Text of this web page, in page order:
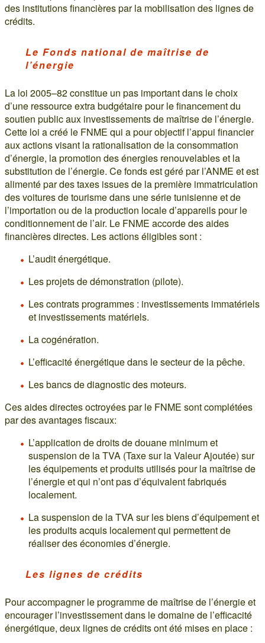
des institutions financières par la mobilisation des lignes de
crédits.
Le Fonds national de maîtrise de
l’énergie
La loi 2005–82 constitue un pas important dans le choix
d’une ressource extra budgétaire pour le financement du
soutien public aux investissements de maîtrise de l’énergie.
Cette loi a créé le FNME qui a pour objectif l’appui financier
aux actions visant la rationalisation de la consommation
d’énergie, la promotion des énergies renouvelables et la
substitution de l’énergie. Ce fonds est géré par l’ANME et est
alimenté par des taxes issues de la première immatriculation
des voitures de tourisme dans une série tunisienne et de
l’importation ou de la production locale d’appareils pour le
conditionnement de l’air. Le FNME accorde des aides
financières directes. Les actions éligibles sont :
L’audit énergétique.
Les projets de démonstration (pilote).
Les contrats programmes : investissements immatériels
et investissements matériels.
La cogénération.
L’efficacité énergétique dans le secteur de la pêche.
Les bancs de diagnostic des moteurs.
Ces aides directes octroyées par le FNME sont complétées
par des avantages fiscaux:
L’application de droits de douane minimum et
suspension de la TVA (Taxe sur la Valeur Ajoutée) sur
les équipements et produits utilisés pour la maîtrise de
l’énergie et qui n’ont pas d’équivalent fabriqués
localement.
La suspension de la TVA sur les biens d’équipement et
les produits acquis localement qui permettent de
réaliser des économies d’énergie.
Les lignes de crédits
Pour accompagner le programme de maîtrise de l’énergie et
encourager l’investissement dans le domaine de l’efficacité
énergétique, deux lignes de crédits ont été mises en place :